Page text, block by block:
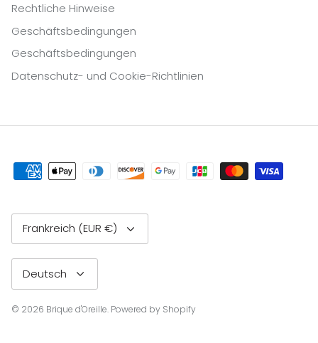
Rechtliche Hinweise
Geschäftsbedingungen
Geschäftsbedingungen
Datenschutz- und Cookie-Richtlinien
Währung
Frankreich (EUR €)
Sprache
Deutsch
© 2026 Brique d'Oreille. Powered by Shopify